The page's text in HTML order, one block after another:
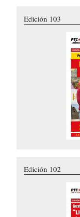
Edición 103
Edición 102